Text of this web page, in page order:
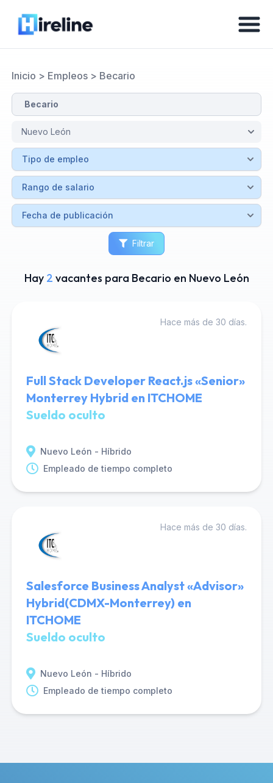
Inicio > Empleos> Becario
Filtrar
Hay 2 vacantes para Becario en Nuevo León
Hace más de 30 días.
Full Stack Developer React.js «Senior»
Monterrey Hybrid en ITCHOME
Sueldo oculto
Nuevo León - Híbrido
Empleado de tiempo completo
Hace más de 30 días.
Salesforce Business Analyst «Advisor»
Hybrid(CDMX-Monterrey) en
ITCHOME
Sueldo oculto
Nuevo León - Híbrido
Empleado de tiempo completo